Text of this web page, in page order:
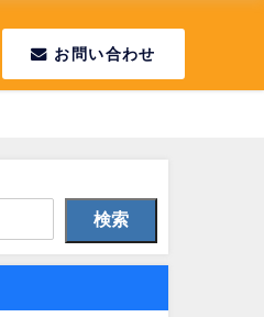
お問い合わせ
検索